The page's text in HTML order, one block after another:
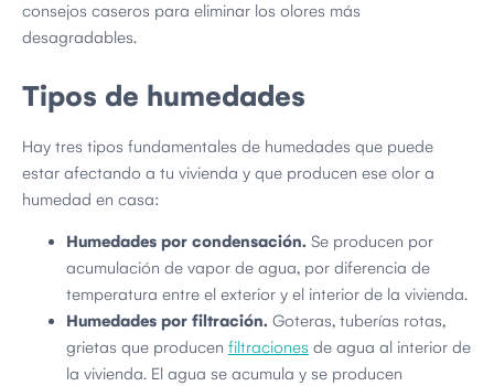
consejos caseros para eliminar los olores más
desagradables.
Tipos de humedades
Hay tres tipos fundamentales de humedades que puede
estar afectando a tu vivienda y que producen ese olor a
humedad en casa:
Humedades por condensación. Se producen por
acumulación de vapor de agua, por diferencia de
temperatura entre el exterior y el interior de la vivienda.
Humedades por filtración. Goteras, tuberías rotas,
grietas que producen filtraciones de agua al interior de
la vivienda. El agua se acumula y se producen